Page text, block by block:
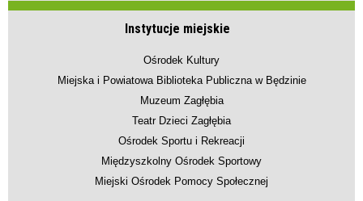
Instytucje miejskie
Ośrodek Kultury
Miejska i Powiatowa Biblioteka Publiczna w Będzinie
Muzeum Zagłębia
Teatr Dzieci Zagłębia
Ośrodek Sportu i Rekreacji
Międzyszkolny Ośrodek Sportowy
Miejski Ośrodek Pomocy Społecznej